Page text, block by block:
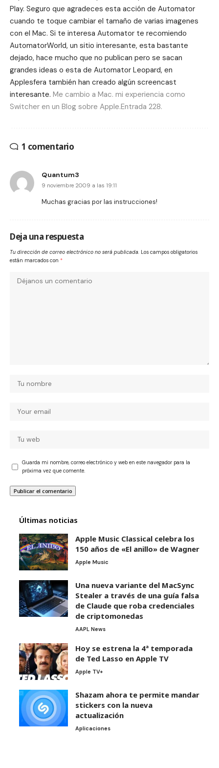
Play. Seguro que agradeces esta acción de Automator
cuando te toque cambiar el tamaño de varias imagenes
con el Mac. Si te interesa Automator te recomiendo
AutomatorWorld, un sitio interesante, esta bastante
dejado, hace mucho que no publican pero se sacan
grandes ideas o esta de Automator Leopard, en
Applesfera también han creado algún screencast
interesante. Me cambio a Mac. mi experiencia como
Switcher en un Blog sobre Apple.Entrada 228.
1 comentario
Quantum3
9 noviembre 2009 a las 19:11
Muchas gracias por las instrucciones!
Deja una respuesta
Tu dirección de correo electrónico no será publicada. Los campos obligatorios
están marcados con *
Guarda mi nombre, correo electrónico y web en este navegador para la
próxima vez que comente.
Últimas noticias
Apple Music Classical celebra los
150 años de «El anillo» de Wagner
Apple Music
Una nueva variante del MacSync
Stealer a través de una guía falsa
de Claude que roba credenciales
de criptomonedas
AAPL News
Hoy se estrena la 4ª temporada
de Ted Lasso en Apple TV
Apple TV+
Shazam ahora te permite mandar
stickers con la nueva
actualización
Aplicaciones